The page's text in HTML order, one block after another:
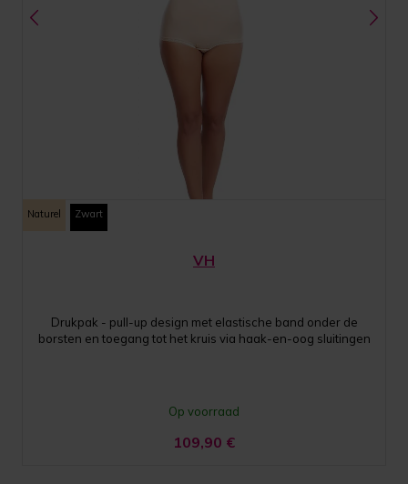
Naturel Zwart
VH
Drukpak - pull-up design met elastische band onder de
borsten en toegang tot het kruis via haak-en-oog sluitingen
Op voorraad
109,90 €